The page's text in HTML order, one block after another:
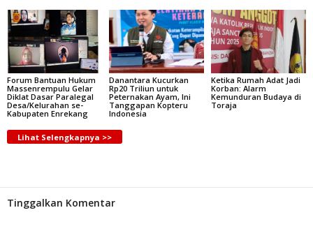
Forum Bantuan Hukum
Massenrempulu Gelar
Diklat Dasar Paralegal
Desa/Kelurahan se-
Kabupaten Enrekang
Danantara Kucurkan
Rp20 Triliun untuk
Peternakan Ayam, Ini
Tanggapan Kopteru
Indonesia
Ketika Rumah Adat Jadi
Korban: Alarm
Kemunduran Budaya di
Toraja
Lihat Selengkapnya >>
Tinggalkan Komentar